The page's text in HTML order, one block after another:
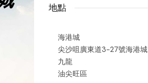
地點
海港城
尖沙咀廣東道3-27號海港城
九龍
油尖旺區